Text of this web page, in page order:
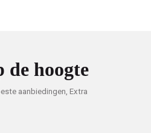
hoogte
aanbiedingen, Extra